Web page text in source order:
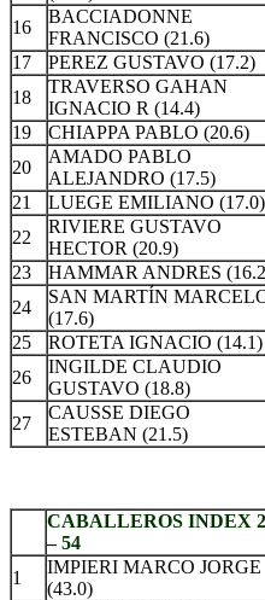
16
BACCIADONNE
FRANCISCO (21.6)
17
PEREZ GUSTAVO (17.2)
18
TRAVERSO GAHAN
IGNACIO R (14.4)
19
CHIAPPA PABLO (20.6)
20
AMADO PABLO
ALEJANDRO (17.5)
21
LUEGE EMILIANO (17.0)
22
RIVIERE GUSTAVO
HECTOR (20.9)
23
HAMMAR ANDRES
24
SAN MARTÍN
(17.6)
25
ROTETA IGNACIO (14.1)
26
INGILDE CLAUDIO
GUSTAVO (18.8)
27
CAUSSE DIEGO
ESTEBAN (21.5)
CABALLEROS INDEX
– 54
1
IMPIERI MARCO JORGE
(43.0)